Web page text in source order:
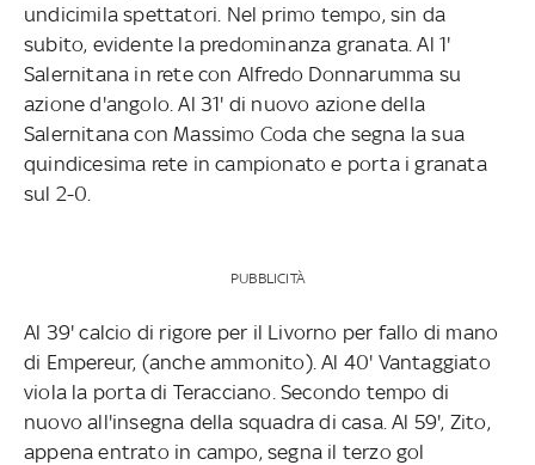
undicimila spettatori. Nel primo tempo, sin da
subito, evidente la predominanza granata. Al 1'
Salernitana in rete con Alfredo Donnarumma su
azione d'angolo. Al 31' di nuovo azione della
Salernitana con Massimo Coda che segna la sua
quindicesima rete in campionato e porta i granata
sul 2-0.
PUBBLICITÀ
Al 39' calcio di rigore per il Livorno per fallo di mano
di Empereur, (anche ammonito). Al 40' Vantaggiato
viola la porta di Teracciano. Secondo tempo di
nuovo all'insegna della squadra di casa. Al 59', Zito,
appena entrato in campo, segna il terzo gol